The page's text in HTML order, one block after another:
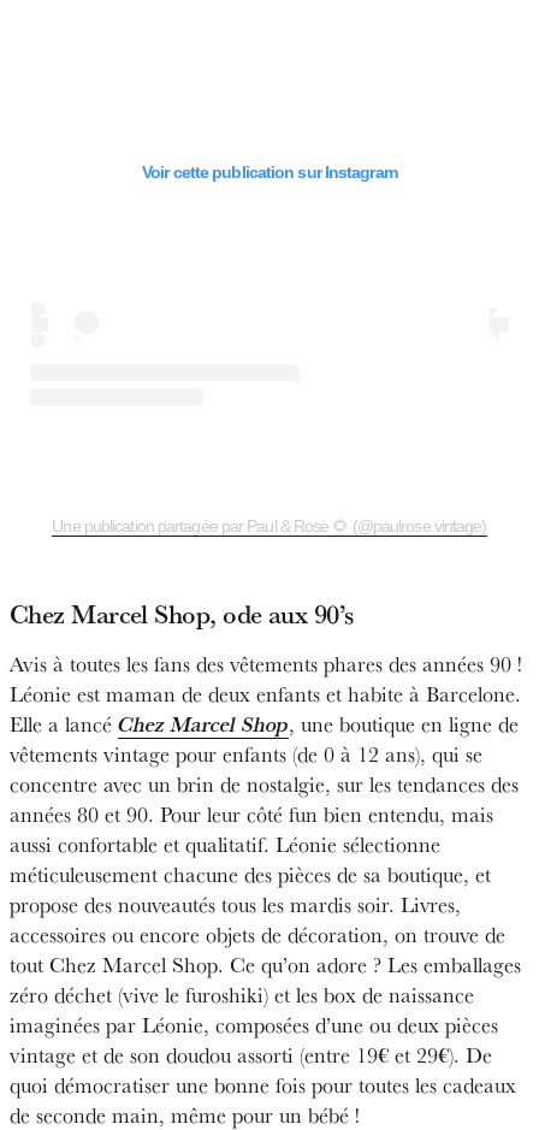
Voir cette publication sur Instagram
Une publication partagée par Paul & Rose 🌻 (@paulrose.vintage)
Chez Marcel Shop, ode aux 90’s
Avis à toutes les fans des vêtements phares des années 90 !
Léonie est maman de deux enfants et habite à Barcelone.
Elle a lancé Chez Marcel Shop, une boutique en ligne de
vêtements vintage pour enfants (de 0 à 12 ans), qui se
concentre avec un brin de nostalgie, sur les tendances des
années 80 et 90. Pour leur côté fun bien entendu, mais
aussi confortable et qualitatif. Léonie sélectionne
méticuleusement chacune des pièces de sa boutique, et
propose des nouveautés tous les mardis soir. Livres,
accessoires ou encore objets de décoration, on trouve de
tout Chez Marcel Shop. Ce qu’on adore ? Les emballages
zéro déchet (vive le furoshiki) et les box de naissance
imaginées par Léonie, composées d’une ou deux pièces
vintage et de son doudou assorti (entre 19€ et 29€). De
quoi démocratiser une bonne fois pour toutes les cadeaux
de seconde main, même pour un bébé !